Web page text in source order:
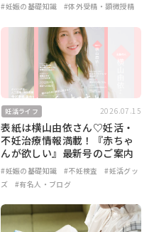
#妊娠の基礎知識 #体外受精・顕微授精
妊活ライフ 2026.07.15
表紙は横山由依さん♡妊活・
不妊治療情報満載！『赤ちゃ
んが欲しい』最新号のご案内
#妊娠の基礎知識 #不妊検査
#妊活グッ
ズ
#有名人・ブログ